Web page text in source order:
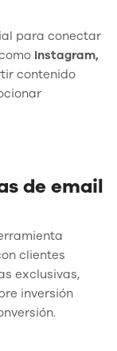
para conectar
Instagram,
contenido
de email
clientes
exclusivas,
inversión